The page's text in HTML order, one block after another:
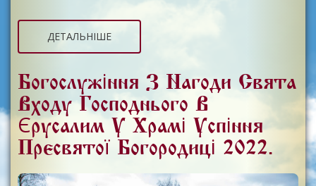
ДЕТАЛЬНІШЕ
Богослужіння З Нагоди Свята
Входу Господнього В
Єрусалим У Храмі Успіння
Пресвятої Богородиці 2022.